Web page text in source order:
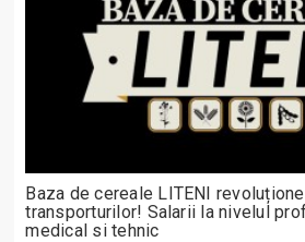
Baza de cereale LITENI
transporturilor! Salarii la nivelul
medical si tehnic